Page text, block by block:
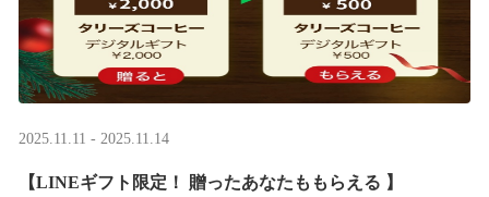
2025.11.11 - 2025.11.14
【LINEギフト限定！ 贈ったあなたももらえる ​】